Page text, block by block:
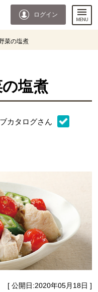
ログイン
菜の塩煮
塩煮
カタログさん
[ 公開日:2020年05月18日 ]